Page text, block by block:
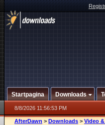
Startpagina Downloads
8/8/2026 11:56:53 PM
AfterDawn > Downloads > Video